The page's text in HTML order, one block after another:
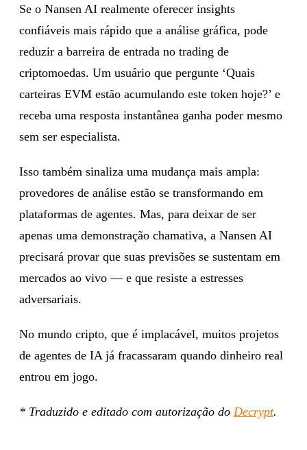
Se o Nansen AI realmente oferecer insights
confiáveis mais rápido que a análise gráfica, pode
reduzir a barreira de entrada no trading de
criptomoedas. Um usuário que pergunte ‘Quais
carteiras EVM estão acumulando este token hoje?’ e
receba uma resposta instantânea ganha poder mesmo
sem ser especialista.
Isso também sinaliza uma mudança mais ampla:
provedores de análise estão se transformando em
plataformas de agentes. Mas, para deixar de ser
apenas uma demonstração chamativa, a Nansen AI
precisará provar que suas previsões se sustentam em
mercados ao vivo — e que resiste a estresses
adversariais.
No mundo cripto, que é implacável, muitos projetos
de agentes de IA já fracassaram quando dinheiro real
entrou em jogo.
* Traduzido e editado com autorização do Decrypt.